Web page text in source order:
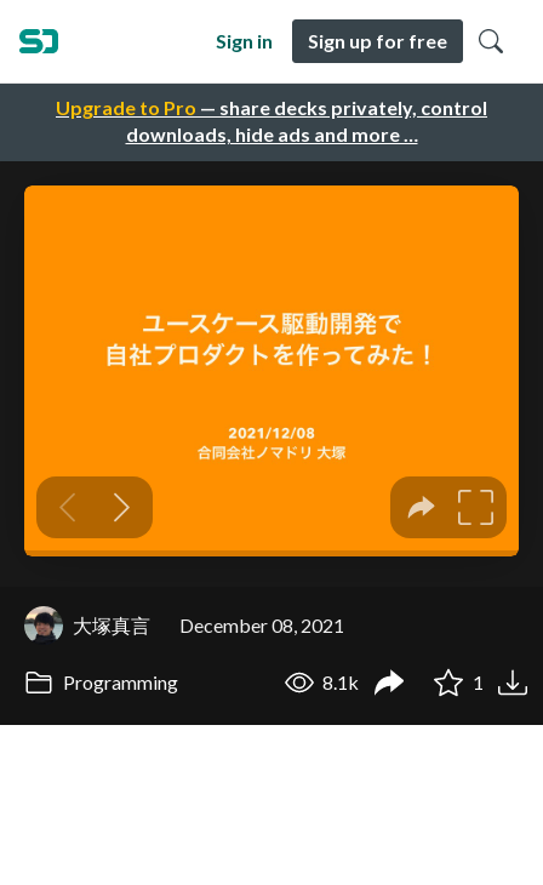
Upgrade to Pro — share decks privately, control
downloads, hide ads and more …
Sign in Sign up for free
大塚真言 December 08, 2021
Programming 8.1k 1